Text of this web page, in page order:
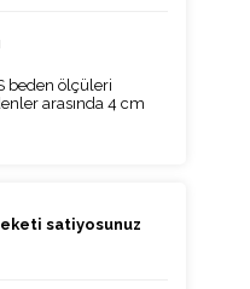
beden ölçüleri
arasında 4 cm
satiyosunuz